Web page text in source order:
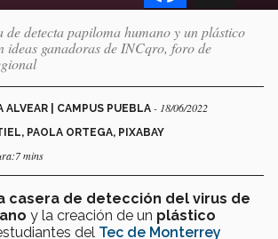
de detecta papiloma humano y un plástico
ideas ganadoras de INCqro, foro de
ALVEAR | CAMPUS PUEBLA - 18/06/2022
PAOLA ORTEGA, PIXABAY
mins
casera de detección del virus de
y la creación de un plástico
del Tec de Monterrey